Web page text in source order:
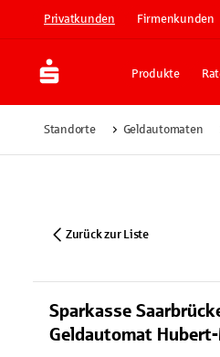
Privatkunden Firmenkunden
Produkte
Standorte Geldautomaten
Zurück zur Liste
Sparkasse
Geldautomat